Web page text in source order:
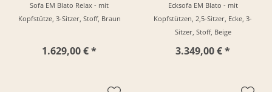
Sofa EM Blato Relax - mit
Kopfstütze, 3-Sitzer, Stoff, Braun
1.629,00 € *
Ecksofa EM Blato - mit
Kopfstützen, 2,5-Sitzer, Ecke, 3-
Sitzer, Stoff, Beige
3.349,00 € *